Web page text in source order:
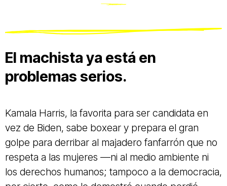
El machista ya está en
problemas serios.
Kamala Harris, la favorita para ser candidata en
vez de Biden, sabe boxear y prepara el gran
golpe para derribar al majadero fanfarrón que no
respeta a las mujeres —ni al medio ambiente ni
los derechos humanos; tampoco a la democracia,